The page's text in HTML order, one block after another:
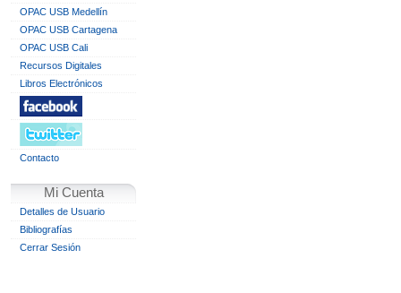
OPAC USB Medellín
OPAC USB Cartagena
OPAC USB Cali
Recursos Digitales
Libros Electrónicos
Contacto
Mi Cuenta
Detalles de Usuario
Bibliografías
Cerrar Sesión